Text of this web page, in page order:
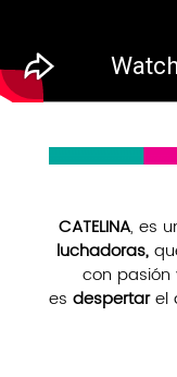
CATELINA, es
luchadoras,
con pasión
es despertarel